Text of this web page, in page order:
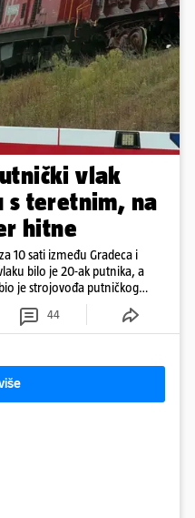
vlak
s teretnim, na
hitne
10 sati između Gradeca i
bilo je 20-ak putnika, a
je strojovođa putničkog
44